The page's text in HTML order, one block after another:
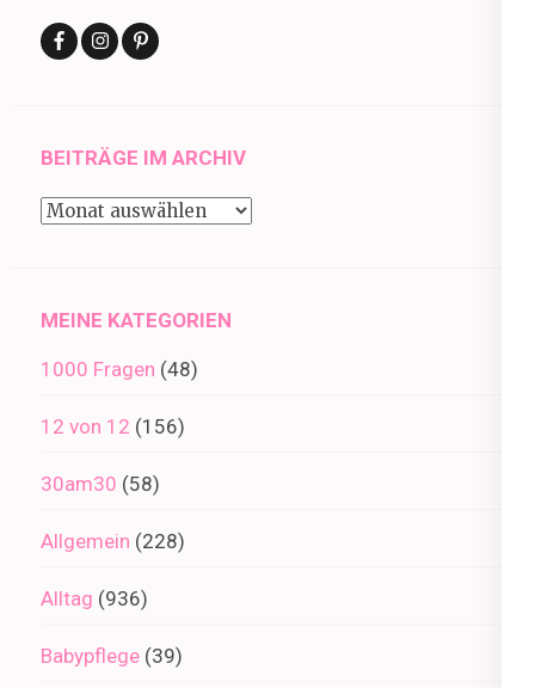
BEITRÄGE IM ARCHIV
Beiträge
MEINE KATEGORIEN
1000 Fragen (48)
12 von 12 (156)
30am30 (58)
Allgemein (228)
Alltag (936)
Babypflege (39)